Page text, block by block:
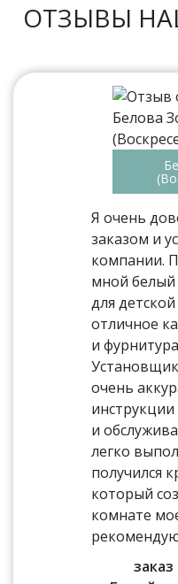
ОТЗЫВЫ
Я очень
заказом и
компании.
мной
для
отличное
и
очень
и
легко
получился
который
комнате